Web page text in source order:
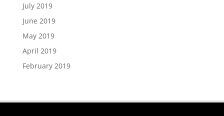
July 2019
June 2019
May 2019
April 2019
February 2019